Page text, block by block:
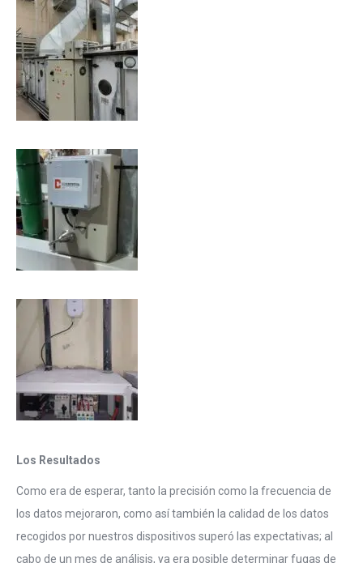
Los Resultados
Como era de esperar, tanto la precisión como la frecuencia de
los datos mejoraron, como así también la calidad de los datos
recogidos por nuestros dispositivos superó las expectativas; al
cabo de un mes de análisis, ya era posible determinar fugas de